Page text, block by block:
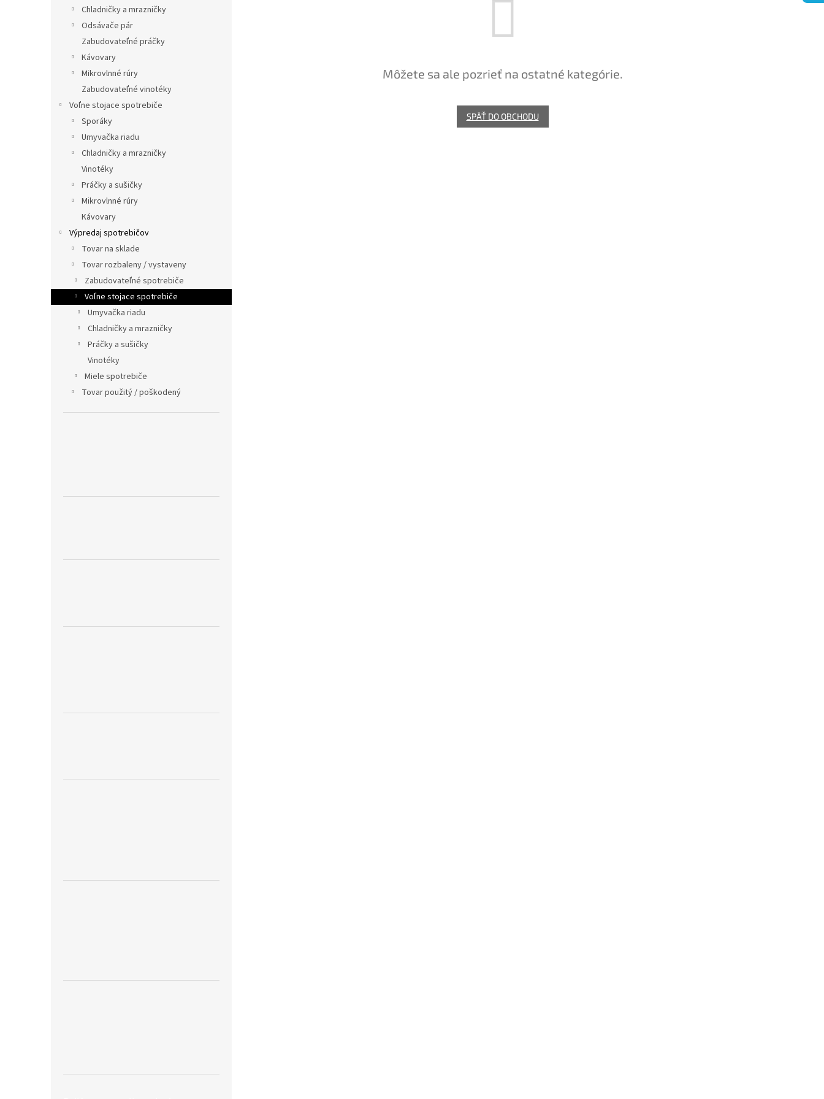
Chladničky a mrazničky
Odsávače pár
Zabudovateľné práčky
Kávovary
Mikrovlnné rúry
Zabudovateľné vinotéky
Voľne stojace spotrebiče
Sporáky
Umyvačka riadu
Chladničky a mrazničky
Vinotéky
Práčky a sušičky
Mikrovlnné rúry
Kávovary
Výpredaj spotrebičov
Tovar na sklade
Tovar rozbaleny / vystaveny
Zabudovateľné spotrebiče
Voľne stojace spotrebiče
Umyvačka riadu
Chladničky a mrazničky
Práčky a sušičky
Vinotéky
Miele spotrebiče
Tovar použitý / poškodený
Môžete sa ale pozrieť na ostatné kategórie.
SPÄŤ DO OBCHODU